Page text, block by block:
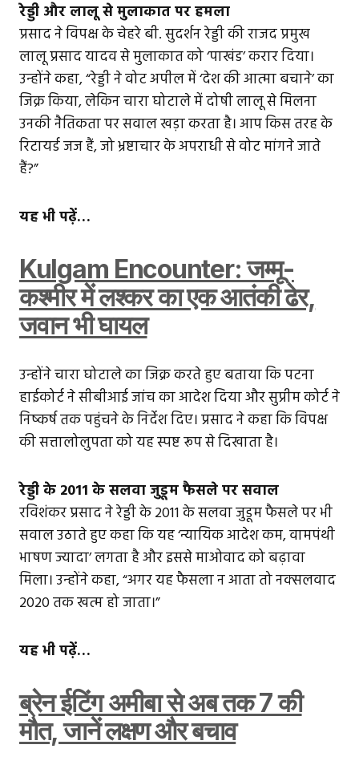
रेड्डी और लालू से मुलाकात पर हमला
प्रसाद ने विपक्ष के चेहरे बी. सुदर्शन रेड्डी की राजद प्रमुख
लालू प्रसाद यादव से मुलाकात को ‘पाखंड’ करार दिया।
उन्होंने कहा, “रेड्डी ने वोट अपील में ‘देश की आत्मा बचाने’ का
जिक्र किया, लेकिन चारा घोटाले में दोषी लालू से मिलना
उनकी नैतिकता पर सवाल खड़ा करता है। आप किस तरह के
रिटायर्ड जज हैं, जो भ्रष्टाचार के अपराधी से वोट मांगने जाते
हैं?”
यह भी पढ़ें…
Kulgam Encounter: जम्मू-
कश्मीर में लश्कर का एक आतंकी ढेर,
जवान भी घायल
उन्होंने चारा घोटाले का जिक्र करते हुए बताया कि पटना
हाईकोर्ट ने सीबीआई जांच का आदेश दिया और सुप्रीम कोर्ट ने
निष्कर्ष तक पहुंचने के निर्देश दिए। प्रसाद ने कहा कि विपक्ष
की सत्तालोलुपता को यह स्पष्ट रूप से दिखाता है।
रेड्डी के 2011 के सलवा जुडूम फैसले पर सवाल
रविशंकर प्रसाद ने रेड्डी के 2011 के सलवा जुडूम फैसले पर भी
सवाल उठाते हुए कहा कि यह ‘न्यायिक आदेश कम, वामपंथी
भाषण ज्यादा’ लगता है और इससे माओवाद को बढ़ावा
मिला। उन्होंने कहा, “अगर यह फैसला न आता तो नक्सलवाद
2020 तक खत्म हो जाता।”
यह भी पढ़ें…
ब्रेन ईटिंग अमीबा से अब तक 7 की
मौत, जानें लक्षण और बचाव